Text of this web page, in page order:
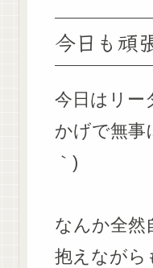
今日も頑
今日はリー
かげで無事
｀)
なんか全
抱えながら